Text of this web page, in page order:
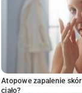
Atopowe zapalenie
ciało?